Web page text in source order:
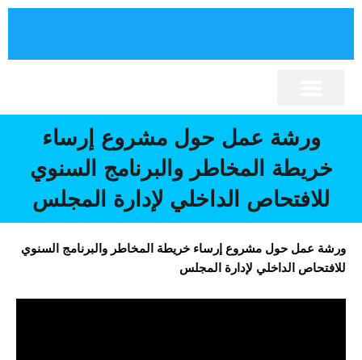
تخطي
ورشة عمل حول مشروع إرساء
خريطة المخاطر والبرنامج السنوي
للافتحاص الداخلي لإدارة المجلس
ورشة عمل حول مشروع إرساء خريطة المخاطر والبرنامج السنوي
للافتحاص الداخلي لإدارة المجلس